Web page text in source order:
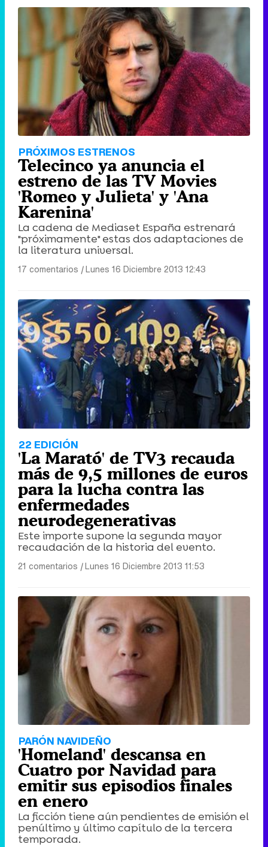
PRÓXIMOS ESTRENOS
Telecinco ya anuncia el
estreno de las TV Movies
'Romeo y Julieta' y 'Ana
Karenina'
La cadena de Mediaset España estrenará
"próximamente" estas dos adaptaciones de
la literatura universal.
17 comentarios |Lunes 16 Diciembre 2013 12:43
22 EDICIÓN
'La Marató' de TV3 recauda
más de 9,5 millones de euros
para la lucha contra las
enfermedades
neurodegenerativas
Este importe supone la segunda mayor
recaudación de la historia del evento.
21 comentarios |Lunes 16 Diciembre 2013 11:53
PARÓN NAVIDEÑO
'Homeland' descansa en
Cuatro por Navidad para
emitir sus episodios finales
en enero
La ficción tiene aún pendientes de emisión el
penúltimo y último capítulo de la tercera
temporada.